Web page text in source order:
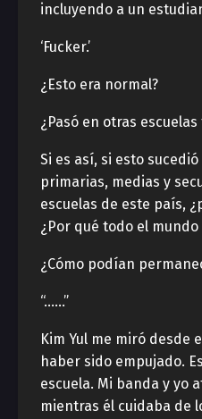
incluyendo a un
‘Fucker.’
¿Esto era normal?
¿Pasó en otras
Si es así, si esto
primarias, medias y
escuelas de este país,
¿Por qué todo el
¿Cómo podían
“……”
Kim Yul me miró desde
haber sido empujado.
escuela. Mi banda y yo
mientras él cuidaba de